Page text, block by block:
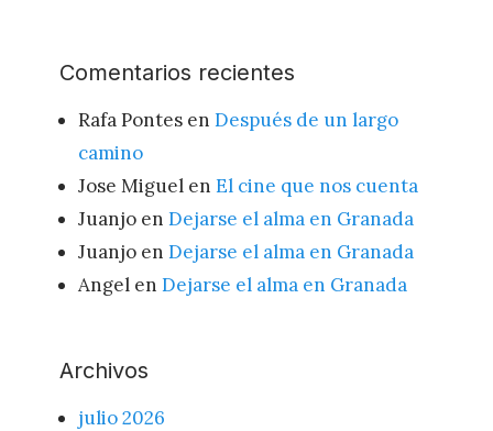
Comentarios recientes
Rafa Pontes en Después de un largo
camino
Jose Miguel en El cine que nos cuenta
Juanjo en Dejarse el alma en Granada
Juanjo en Dejarse el alma en Granada
Angel en Dejarse el alma en Granada
Archivos
julio 2026